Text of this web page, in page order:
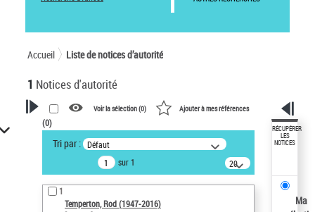
Accueil Liste de notices d’autorité
1 Notices d'autorité
VOTRE RECHERCHE
Recherche avancée dans les
notices d’autorité
Œuvres liées à l'auteur :
Temperton, Rod (1947-2016)
Voir la sélection (0) Ajouter à mes références
(0)
Tri par : Défaut
sur 1
20
résultats/page
1
Temperton, Rod (1947-2016)
RÉCUPÉRER
LES
NOTICES
Ma